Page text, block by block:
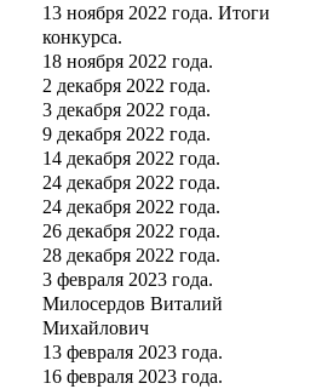
13 ноября 2022 года. Итоги
конкурса.
18 ноября 2022 года.
2 декабря 2022 года.
3 декабря 2022 года.
9 декабря 2022 года.
14 декабря 2022 года.
24 декабря 2022 года.
24 декабря 2022 года.
26 декабря 2022 года.
28 декабря 2022 года.
3 февраля 2023 года.
Милосердов Виталий
Михайлович
13 февраля 2023 года.
16 февраля 2023 года.